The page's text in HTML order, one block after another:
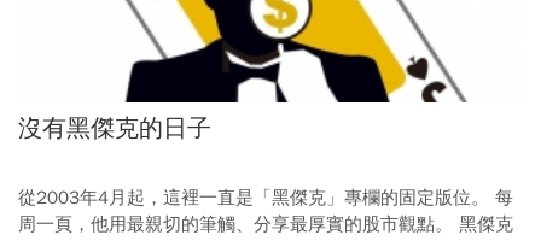
沒有黑傑克的日子
從2003年4月起，這裡一直是「黑傑克」專欄的固定版位。 每
周一頁，他用最親切的筆觸、分享最厚實的股市觀點。 黑傑克